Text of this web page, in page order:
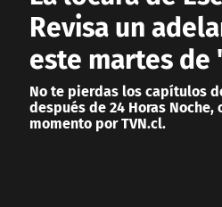
Revisa un
este martes de
No te pierdas los capítulos
después de 24 Horas
momento por TVN.cl.